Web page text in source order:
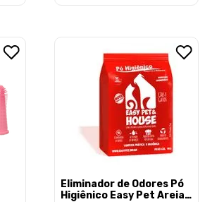
Eliminador de Odores Pó
Higiênico Easy Pet Areia